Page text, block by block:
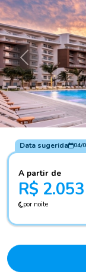
Anterior
Data sugerida 04/
A partir de
R$ 2.053
por noite